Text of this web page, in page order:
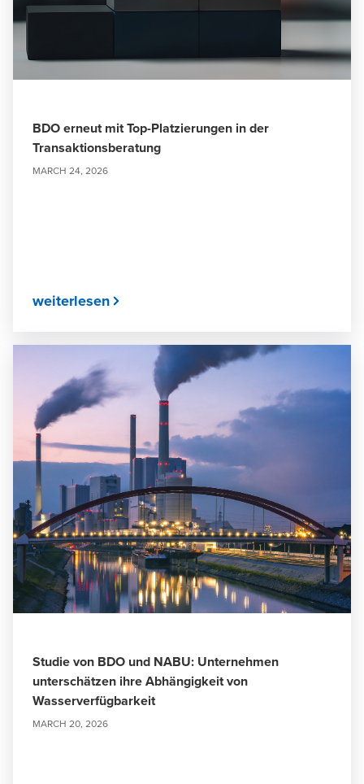
BDO erneut mit Top-Platzierungen in der
Transaktionsberatung
MARCH 24, 2026
weiterlesen
Studie von BDO und NABU: Unternehmen
unterschätzen ihre Abhängigkeit von
Wasserverfügbarkeit
MARCH 20, 2026